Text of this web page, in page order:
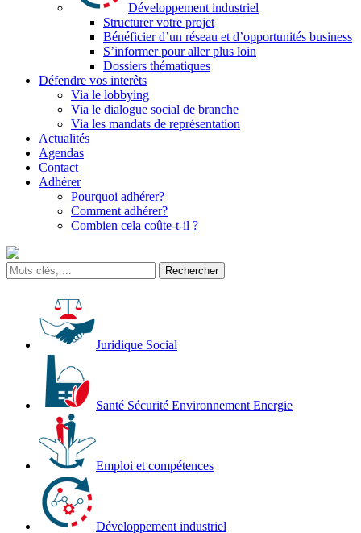
Développement industriel
Structurer votre projet
Bénéficier d’un réseau et d’opportunités business
S’informer pour aller plus loin
Dossiers thématiques
Défendre vos interêts
Via le lobbying
Via le dialogue social de branche
Via les mandats de représentation
Actualités
Agendas
Contact
Adhérer
Pourquoi adhérer?
Comment adhérer?
Combien cela coûte-t-il ?
Juridique Social
Santé Sécurité Environnement Energie
Emploi et compétences
Développement industriel